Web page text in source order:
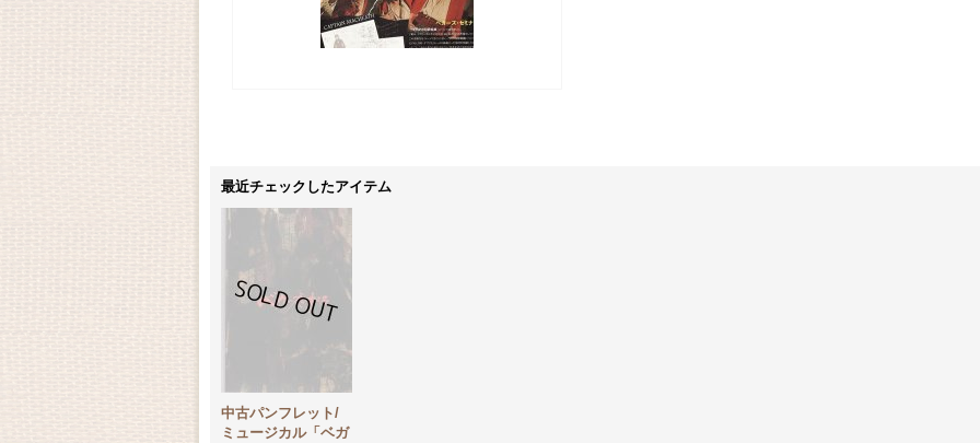
最近チェックしたアイテム
中古パンフレット/
ミュージカル「ベガ